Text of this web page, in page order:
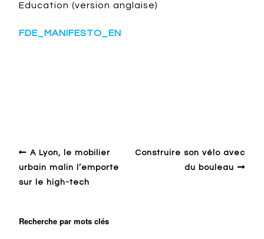
Education (version anglaise)
FDE_MANIFESTO_EN
A Lyon, le mobilier
urbain malin l’emporte
sur le high-tech
Construire son vélo avec
du bouleau
Recherche par mots clés